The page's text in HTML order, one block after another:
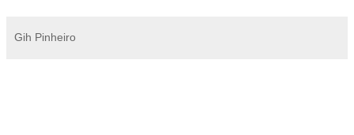
Gih Pinheiro